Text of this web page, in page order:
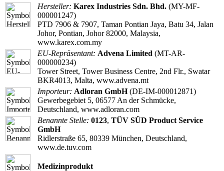
Hersteller: Karex Industries Sdn. Bhd. (MY-MF-
000001247)
PTD 7906 & 7907, Taman Pontian Jaya, Batu 34, Jalan
Johor, Pontian, Johor 82000, Malaysia,
www.karex.com.my
EU-Repräsentant: Advena Limited (MT-AR-
000000234)
Tower Street, Tower Business Centre, 2nd Flr., Swatar
BKR4013, Malta, www.advena.mt
Importeur: Adloran GmbH(DE-IM-000012871)
Gewerbegebiet 5, 06577 An der Schmücke,
Deutschland, www.adloran.com
Benannte Stelle: 0123, TÜV SÜD Product Service
GmbH
Ridlerstraße 65, 80339 München, Deutschland,
www.de.tuv.com
Medizinprodukt